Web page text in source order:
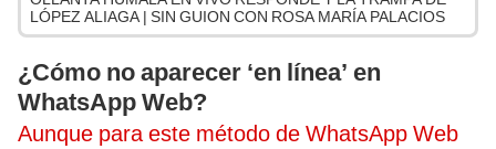
LÓPEZ ALIAGA | SIN GUION CON ROSA MARÍA PALACIOS
¿Cómo no aparecer ‘en línea’ en
WhatsApp Web?
Aunque para este método de WhatsApp Web